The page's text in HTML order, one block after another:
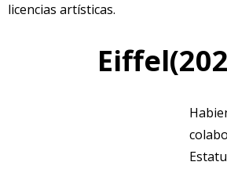
licencias artísticas.